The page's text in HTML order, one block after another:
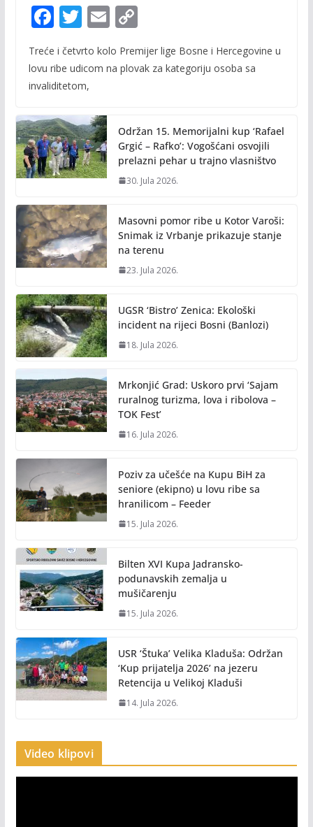
F
ac
e
b
o
k
T
w
itt
er
E
m
ai
C
p
n
k
Treće i četvrto kolo Premijer lige Bosne i Hercegovine u
lovu ribe udicom na plovak za kategoriju osoba sa
invaliditetom,
Održan 15. Memorijalni kup ‘Rafael
Grgić – Rafko’: Vogošćani osvojili
prelazni pehar u trajno vlasništvo
30. Jula 2026.
Masovni pomor ribe u Kotor Varoši:
Snimak iz Vrbanje prikazuje stanje
na terenu
23. Jula 2026.
UGSR ‘Bistro’ Zenica: Ekološki
incident na rijeci Bosni (Banlozi)
18. Jula 2026.
Mrkonjić Grad: Uskoro prvi ‘Sajam
ruralnog turizma, lova i ribolova –
TOK Fest’
16. Jula 2026.
Poziv za učešće na Kupu BiH za
seniore (ekipno) u lovu ribe sa
hranilicom – Feeder
15. Jula 2026.
Bilten XVI Kupa Jadransko-
podunavskih zemalja u
mušičarenju
15. Jula 2026.
USR ‘Štuka’ Velika Kladuša: Održan
‘Kup prijatelja 2026’ na jezeru
Retencija u Velikoj Kladuši
14. Jula 2026.
Video klipovi